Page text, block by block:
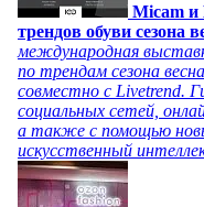
Micam и
трендов обуви сезона
международная
по трендам сезона
совместно с Livetrend.
социальных сетей,
а также с помощью
искусственный